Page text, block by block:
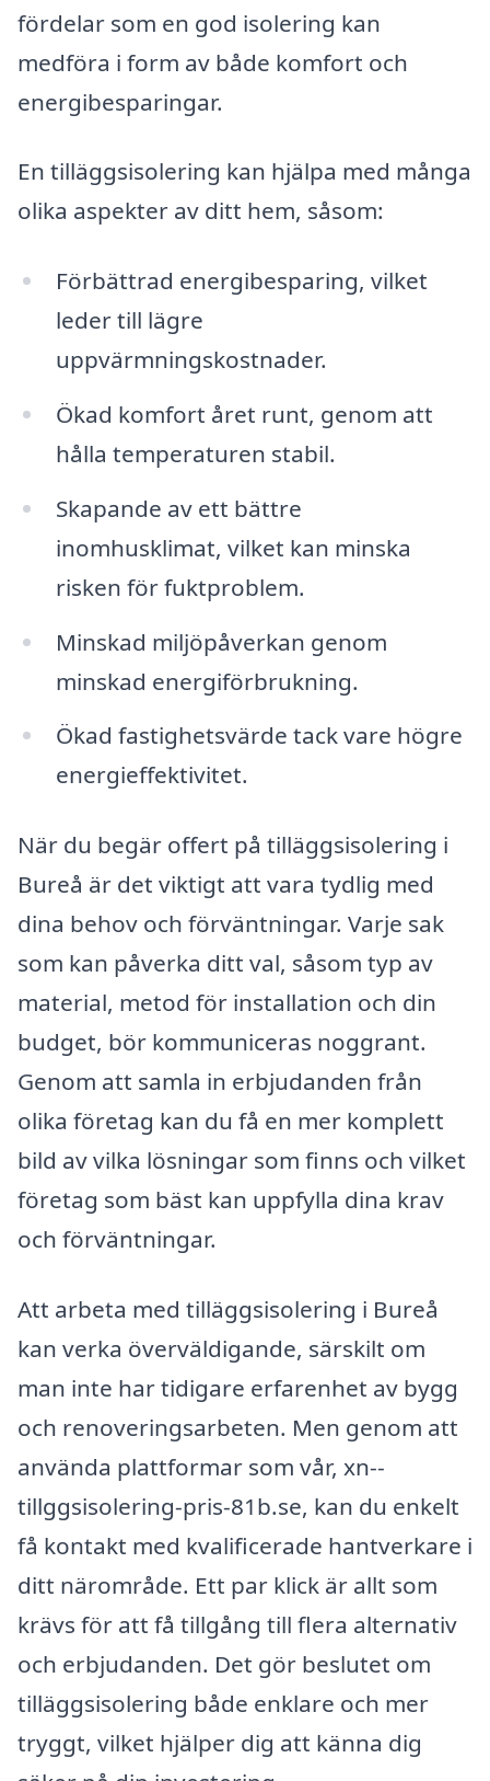
fördelar som en god isolering kan
medföra i form av både komfort och
energibesparingar.
En tilläggsisolering kan hjälpa med många
olika aspekter av ditt hem, såsom:
Förbättrad energibesparing, vilket
leder till lägre
uppvärmningskostnader.
Ökad komfort året runt, genom att
hålla temperaturen stabil.
Skapande av ett bättre
inomhusklimat, vilket kan minska
risken för fuktproblem.
Minskad miljöpåverkan genom
minskad energiförbrukning.
Ökad fastighetsvärde tack vare högre
energieffektivitet.
När du begär offert på tilläggsisolering i
Bureå är det viktigt att vara tydlig med
dina behov och förväntningar. Varje sak
som kan påverka ditt val, såsom typ av
material, metod för installation och din
budget, bör kommuniceras noggrant.
Genom att samla in erbjudanden från
olika företag kan du få en mer komplett
bild av vilka lösningar som finns och vilket
företag som bäst kan uppfylla dina krav
och förväntningar.
Att arbeta med tilläggsisolering i Bureå
kan verka överväldigande, särskilt om
man inte har tidigare erfarenhet av bygg
och renoveringsarbeten. Men genom att
använda plattformar som vår, xn--
tillggsisolering-pris-81b.se, kan du enkelt
få kontakt med kvalificerade hantverkare i
ditt närområde. Ett par klick är allt som
krävs för att få tillgång till flera alternativ
och erbjudanden. Det gör beslutet om
tilläggsisolering både enklare och mer
tryggt, vilket hjälper dig att känna dig